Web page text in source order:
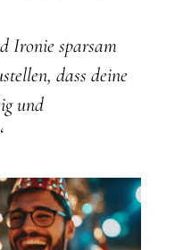
Ironie sparsam
dass deine
und